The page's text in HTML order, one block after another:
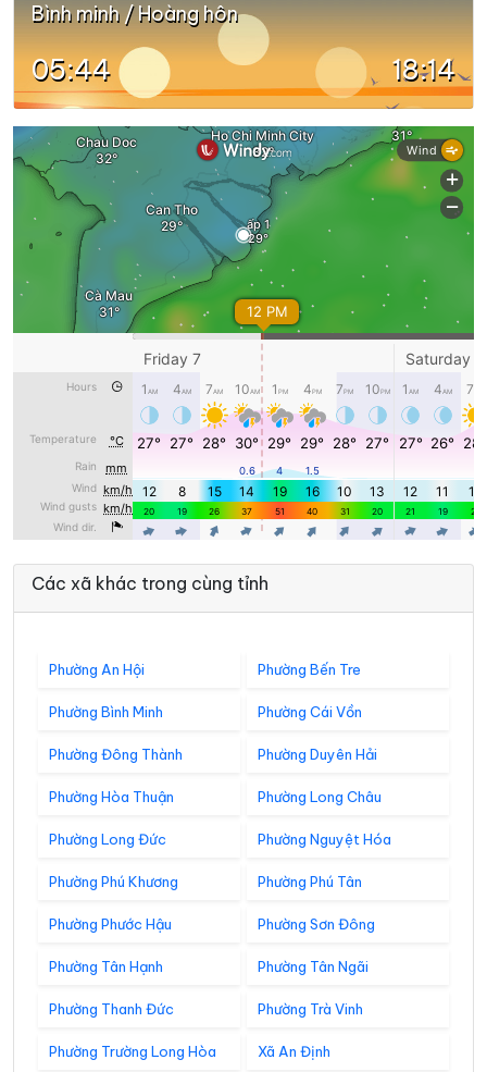
Bình minh / Hoàng hôn
05:44 18:14
Các xã khác trong cùng tỉnh
Phường An Hội Phường Bến Tre
Phường Bình Minh Phường Cái Vồn
Phường Đông Thành Phường Duyên Hải
Phường Hòa Thuận Phường Long Châu
Phường Long Đức Phường Nguyệt Hóa
Phường Phú Khương Phường Phú Tân
Phường Phước Hậu Phường Sơn Đông
Phường Tân Hạnh Phường Tân Ngãi
Phường Thanh Đức Phường Trà Vinh
Phường Trường Long Hòa Xã An Định